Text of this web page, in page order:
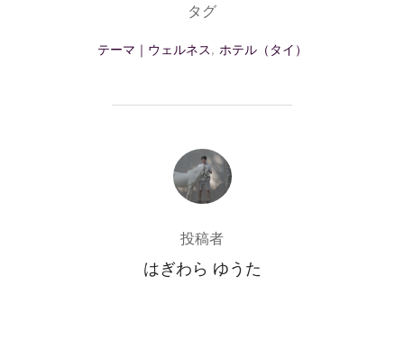
タグ
テーマ｜ウェルネス, ホテル（タイ）
投稿者
投稿者
はぎわら ゆうた